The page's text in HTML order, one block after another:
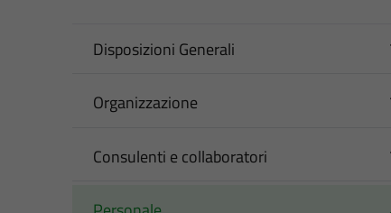
Disposizioni Generali
Organizzazione
Consulenti e collaboratori